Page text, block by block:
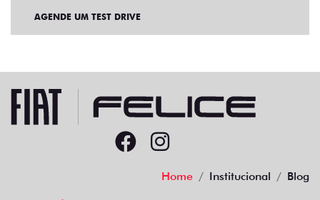
AGENDE UM TEST DRIVE
Home Institucional Blog